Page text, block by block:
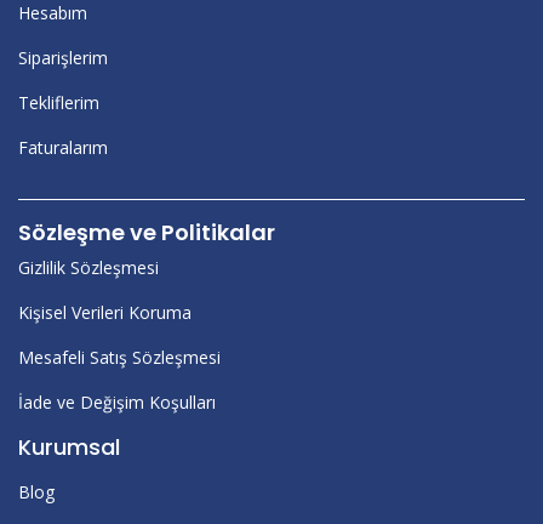
Hesabım
Siparişlerim
Tekliflerim
Faturalarım
Sözleşme ve Politikalar
Gizlilik Sözleşmesi
Kişisel Verileri Koruma
Mesafeli Satış Sözleşmesi
İade ve Değişim Koşulları
Kurumsal
Blog